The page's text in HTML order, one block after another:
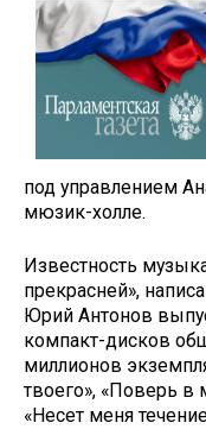
под управлением
мюзик-холле.
Известность
прекрасней»,
Юрий Антонов
компакт-дисков
миллионов
твоего», «Поверь в
«Несет меня